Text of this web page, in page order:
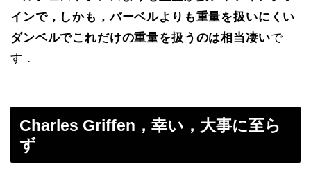
インで，しかも，バーベルよりも重量を扱いにくい
ダンベルでこれだけの重量を扱うのは相当凄いで
す．
Charles Griffen，幸い，大事に至ら
ず